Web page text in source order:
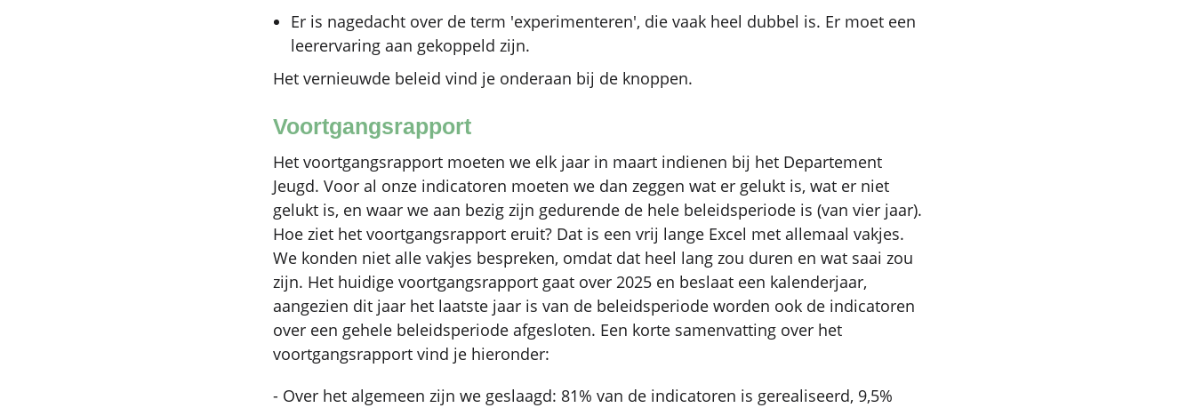
Er is nagedacht over de term 'experimenteren', die vaak heel dubbel is. Er moet een
leerervaring aan gekoppeld zijn.
Het vernieuwde beleid vind je onderaan bij de knoppen.
Voortgangsrapport
Het voortgangsrapport moeten we elk jaar in maart indienen bij het Departement
Jeugd. Voor al onze indicatoren moeten we dan zeggen wat er gelukt is, wat er niet
gelukt is, en waar we aan bezig zijn gedurende de hele beleidsperiode is (van vier jaar).
Hoe ziet het voortgangsrapport eruit? Dat is een vrij lange Excel met allemaal vakjes.
We konden niet alle vakjes bespreken, omdat dat heel lang zou duren en wat saai zou
zijn. Het huidige voortgangsrapport gaat over 2025 en beslaat een kalenderjaar,
aangezien dit jaar het laatste jaar is van de beleidsperiode worden ook de indicatoren
over een gehele beleidsperiode afgesloten. Een korte samenvatting over het
voortgangsrapport vind je hieronder:
- Over het algemeen zijn we geslaagd: 81% van de indicatoren is gerealiseerd, 9,5%